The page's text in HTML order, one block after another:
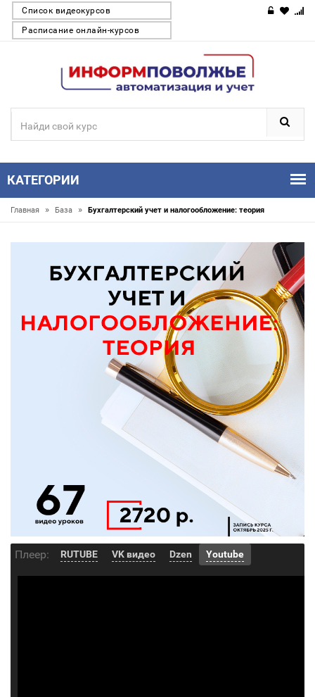
Список видеокурсов
Расписание онлайн-курсов
КАТЕГОРИИ
Главная » База » Бухгалтерский учет и налогообложение: теория
Плеер: RUTUBE VK видео Dzen Youtube